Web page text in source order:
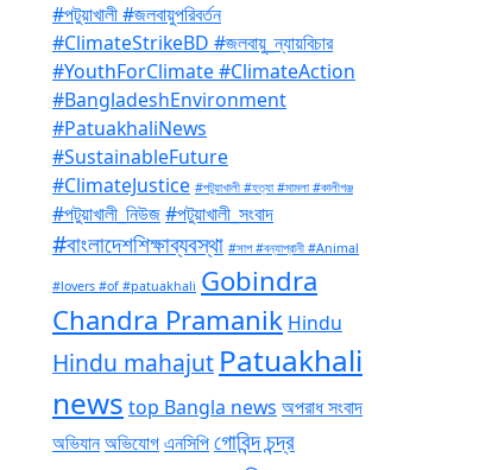
#পটুয়াখালী #জলবায়ুপরিবর্তন
#ClimateStrikeBD #জলবায়ু_ন্যায়বিচার
#YouthForClimate #ClimateAction
#BangladeshEnvironment
#PatuakhaliNews
#SustainableFuture
#ClimateJustice #পটুয়াখালী #হত্যা #মামলা #কালীগঞ্জ
#পটুয়াখালী_নিউজ#পটুয়াখালী_সংবাদ
#বাংলাদেশশিক্ষাব্যবস্থা #সাপ #বন্যাপ্রানী #Animal
#lovers #of #patuakhali Gobindra
Chandra Pramanik Hindu
Hindu mahajut Patuakhali
news top Bangla news অপরাধ সংবাদ
অভিযানঅভিযোগএনসিপিগোবিন্দ চন্দ্র